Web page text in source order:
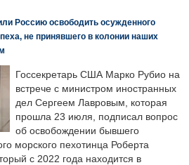
Россию освободить осужденного
не принявшего в колонии наших
Госсекретарь США Марко Рубио на
встрече с министром иностранных
дел Сергеем Лавровым, которая
прошла 23 июля, подписал вопрос
об освобождении бывшего
морского пехотинца Роберта
с 2022 года находится в